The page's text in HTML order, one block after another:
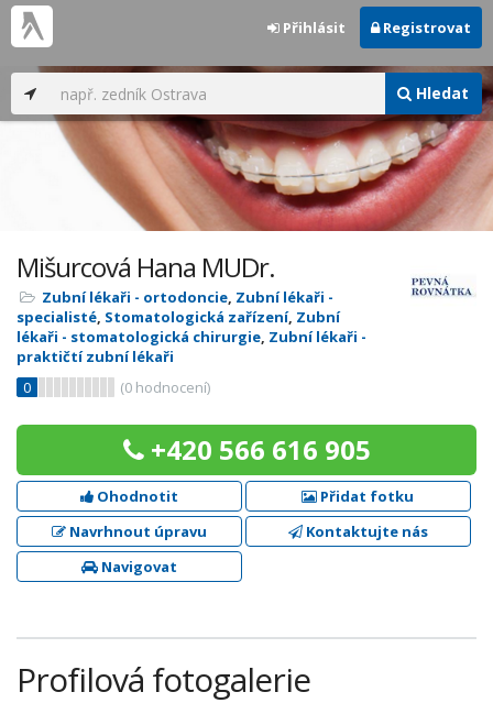
Hledat
Přihlásit Registrovat
Mišurcová Hana MUDr.
Zubní lékaři - ortodoncie, Zubní lékaři -
specialisté, Stomatologická zařízení, Zubní
lékaři - stomatologická chirurgie, Zubní lékaři -
praktičtí zubní lékaři
0
(0 hodnocení)
+420 566 616 905
Ohodnotit
Přidat fotku
Navrhnout úpravu
Kontaktujte nás
Navigovat
Profilová fotogalerie